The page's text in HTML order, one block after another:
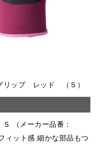
リップ レッド （Ｓ）
（メーカー品番：
ィット感 細かな部品もつ